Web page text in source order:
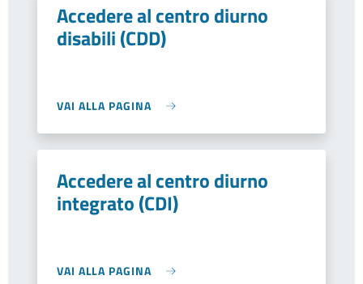
Accedere al centro diurno
disabili (CDD)
VAI ALLA PAGINA
Accedere al centro diurno
integrato (CDI)
VAI ALLA PAGINA